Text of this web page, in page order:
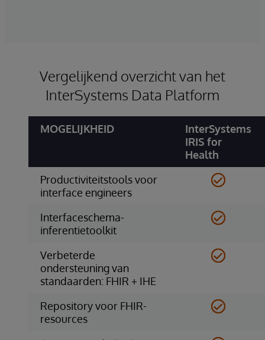
Vergelijkend overzicht van het
InterSystems Data Platform
MOGELIJKHEID
InterSystems
IRIS for
Health
Productiviteitstools voor
interface engineers
Interfaceschema-
inferentietoolkit
Verbeterde
ondersteuning van
standaarden: FHIR + IHE
Repository voor FHIR-
resources